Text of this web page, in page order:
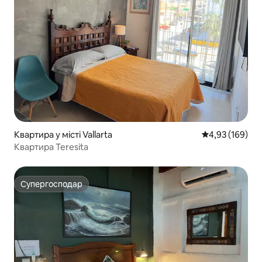
Квартира у місті Vallarta Середня
4,93 (169)
Квартира Teresita
Супергосподар
Супергосподар